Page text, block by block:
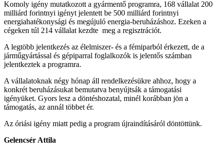
Komoly igény mutatkozott a gyármentő programra, 168 vállalat 200
milliárd forintnyi igényt jelentett be 500 milliárd forintnyi
energiahatékonysági és megújuló energia-beruházáshoz. Ezeken a
cégeken túl 214 vállalat kezdte meg a regisztrációt.
A legtöbb jelentkezés az élelmiszer- és a fémiparból érkezett, de a
járműgyártással és gépiparral foglalkozók is jelentős számban
jelentkeztek a programra.
A vállalatoknak négy hónap áll rendelkezésükre ahhoz, hogy a
konkrét beruházásukat bemutatva benyújtsák a támogatási
igényüket. Gyors lesz a döntéshozatal, minél korábban jön a
támogatás, az annál többet ér.
Az óriási igény miatt pedig a program újraindításáról döntöttünk.
Gelencsér Attila